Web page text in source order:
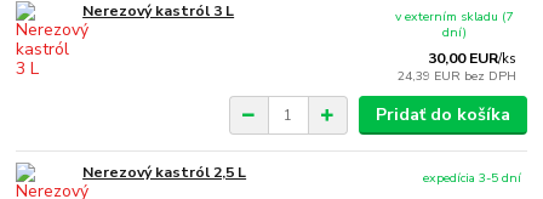
Nerezový kastról 3 L
30,00 EUR/ks
24,39 EUR bez DPH
v externím skladu (7
dní)
Pridať do košíka
Nerezový kastról 2,5 L
expedícia 3-5 dní